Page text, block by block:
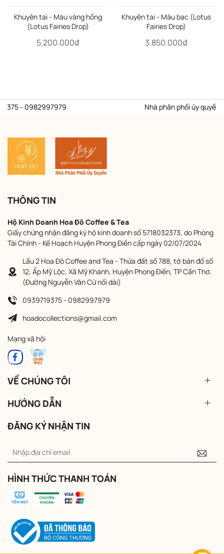
Khuyên tai - Màu vàng hồng
(Lotus Fairies Drop)
5.200.000₫
Khuyên tai - Màu bạc (Lotus
Fairies Drop)
3.850.000₫
- 0982997979 Nhà phân phối ủy quyền
THÔNG TIN
Hộ Kinh Doanh Hoa Đô Coffee & Tea
Giấy chứng nhận đăng ký hộ kinh doanh số 5718032373, do Phòng
Tài Chính - Kế Hoạch Huyện Phong Điền cấp ngày 02/07/2024
Lầu 2 Hoa Đô Coffee and Tea - Thửa đất số 788, tờ bản đồ số
12, Ấp Mỹ Lộc, Xã Mỹ Khánh, Huyện Phong Điền, TP Cần Thơ.
(Đường Nguyễn Văn Cừ nối dài)
0939719375 - 0982997979
hoadocollections@gmail.com
Mạng xã hội
VỀ CHÚNG TÔI
HƯỚNG DẪN
ĐĂNG KÝ NHẬN TIN
HÌNH THỨC THANH TOÁN